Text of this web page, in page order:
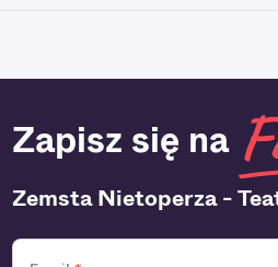
Zapisz się na
Zemsta Nietoperza -